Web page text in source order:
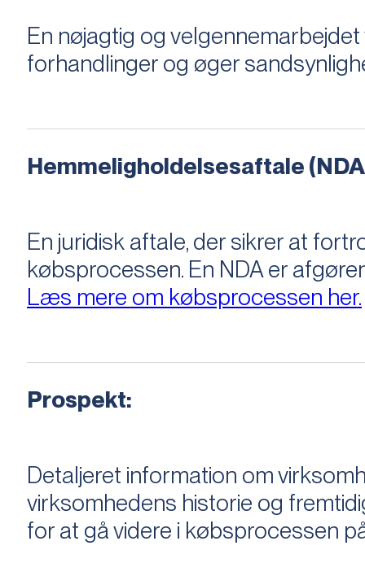
En nøjagtig og
forhandlinger og øger
Hemmeligholdelsesaftale
En juridisk aftale, der sikrer at
købsprocessen​​. En NDA er
Læs mere om købsprocessen her.
Prospekt:
Detaljeret information om
virksomhedens historie og
for at gå videre i købsprocessen